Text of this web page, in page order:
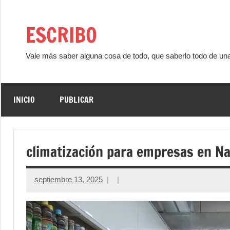
contenidoESCRIBO
Vale más saber alguna cosa de todo, que saberlo todo de
INICIO PUBLICAR
climatización para empresas en
septiembre 13, 2025